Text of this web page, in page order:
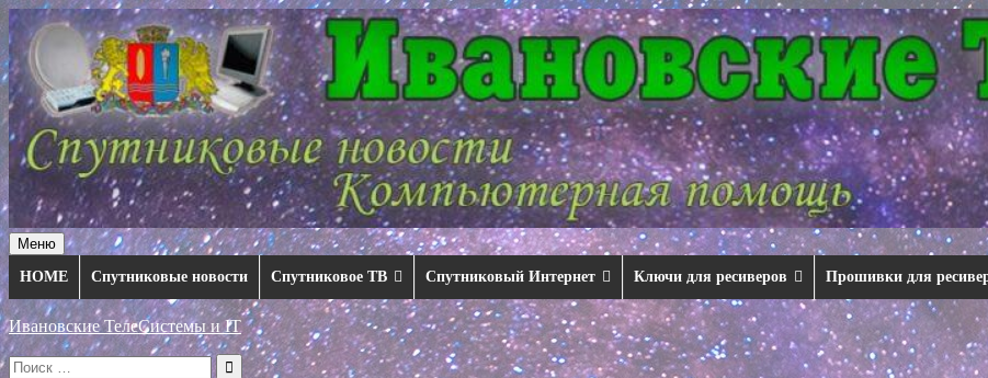
Перейти
к
содержимому
Меню
HOME
Спутниковые новости Спутниковое ТВ Спутниковый Интернет Ключи для ресиверов Прошивки для
Ивановские ТелеСистемы и IT
Искать: